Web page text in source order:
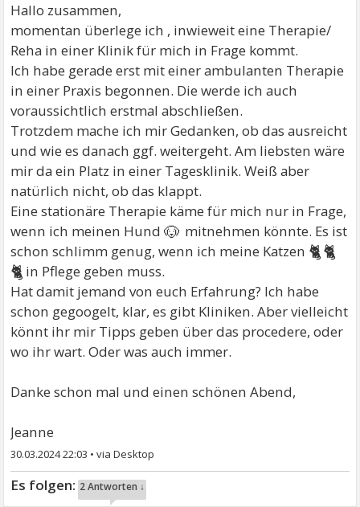
Hallo zusammen,
momentan überlege ich , inwieweit eine Therapie/
Reha in einer Klinik für mich in Frage kommt.
Ich habe gerade erst mit einer ambulanten Therapie
in einer Praxis begonnen. Die werde ich auch
voraussichtlich erstmal abschließen.
Trotzdem mache ich mir Gedanken, ob das ausreicht
und wie es danach ggf. weitergeht. Am liebsten wäre
mir da ein Platz in einer Tagesklinik. Weiß aber
natürlich nicht, ob das klappt.
Eine stationäre Therapie käme für mich nur in Frage,
wenn ich meinen Hund🐶 mitnehmen könnte. Es ist
schon schlimm genug, wenn ich meine Katzen 🐈🐈
🐈 in Pflege geben muss.
Hat damit jemand von euch Erfahrung? Ich habe
schon gegoogelt, klar, es gibt Kliniken. Aber vielleicht
könnt ihr mir Tipps geben über das procedere, oder
wo ihr wart. Oder was auch immer.
Danke schon mal und einen schönen Abend,
Jeanne
30.03.2024 22:03 •
2 Antworten ↓